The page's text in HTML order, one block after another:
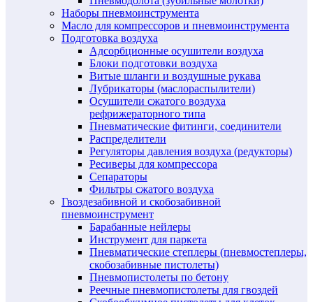
Наборы пневмоинструмента
Масло для компрессоров и пневмоинструмента
Подготовка воздуха
Адсорбционные осушители воздуха
Блоки подготовки воздуха
Витые шланги и воздушные рукава
Лубрикаторы (маслораспылители)
Осушители сжатого воздуха
рефрижераторного типа
Пневматические фитинги, соединители
Распределители
Регуляторы давления воздуха (редукторы)
Ресиверы для компрессора
Сепараторы
Фильтры сжатого воздуха
Гвоздезабивной и скобозабивной
пневмоинструмент
Барабанные нейлеры
Инструмент для паркета
Пневматические степлеры (пневмостеплеры,
скобозабивные пистолеты)
Пневмопистолеты по бетону
Реечные пневмопистолеты для гвоздей